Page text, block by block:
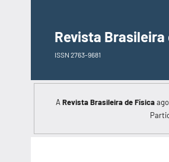
conteúdo
Revista Brasileira
ISSN 2763-9681
A Revista Brasileira de Física